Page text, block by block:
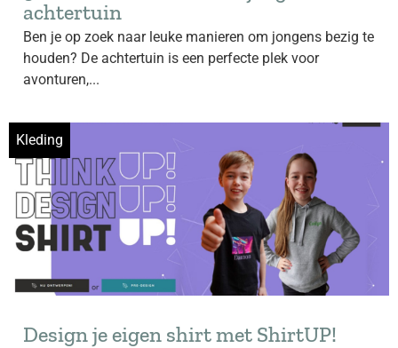
achtertuin
Ben je op zoek naar leuke manieren om jongens bezig te
houden? De achtertuin is een perfecte plek voor
avonturen,...
Kleding
Design je eigen shirt met ShirtUP!